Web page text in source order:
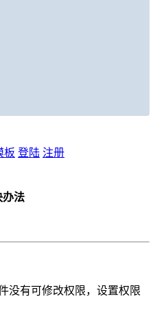
板 登陆 注册
办法
没有可修改权限，设置权限